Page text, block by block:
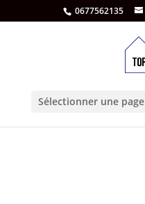
0677562135
Sélectionner une page